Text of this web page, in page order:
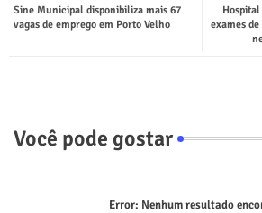
exames
Sine Municipal disponibiliza mais 67
vagas de emprego em Porto Velho
Você pode gostar
Error: Nenhum resultado